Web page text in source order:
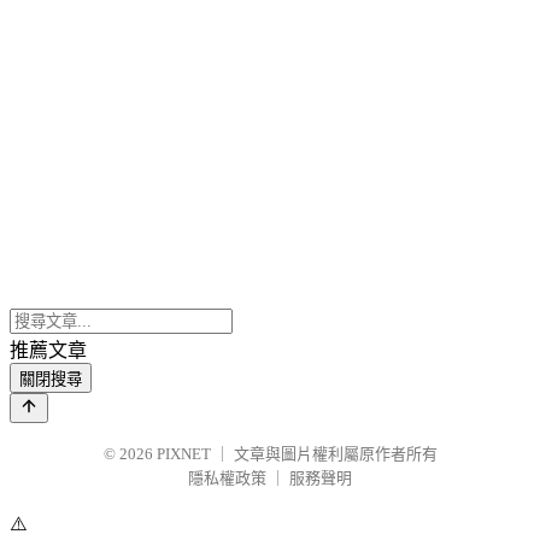
推薦文章
關閉搜尋
© 2026 PIXNET
文章與圖片權利屬原作者所有
隱私權政策
服務聲明
⚠️